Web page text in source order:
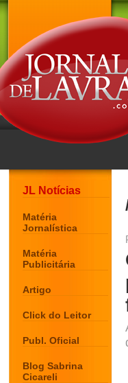
JL Notícias
Matéria
Jornalística
Matéria
Publicitária
Artigo
Click do Leitor
Publ. Oficial
Blog Sabrina
Cicareli